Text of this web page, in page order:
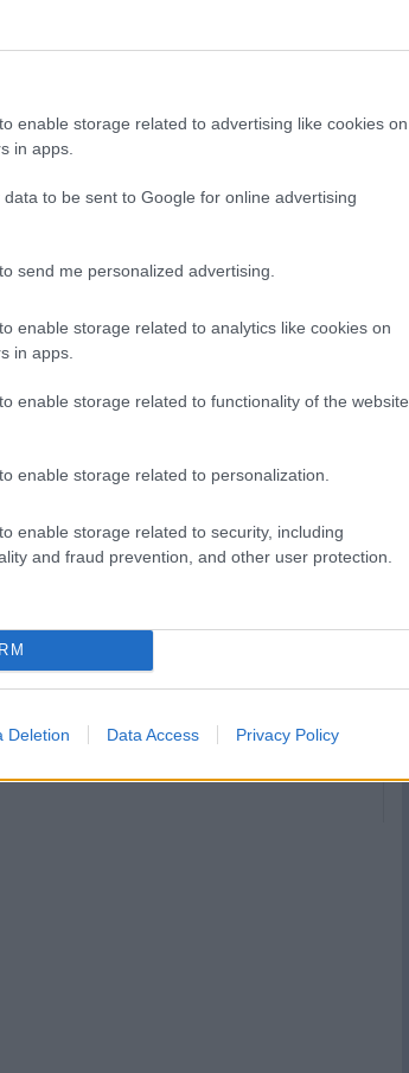
enable storage related to advertising like cookies on
in apps.
to be sent to Google for online advertising
send me personalized advertising.
enable storage related to analytics like cookies on
in apps.
enable storage related to functionality of the website
enable storage related to personalization.
enable storage related to security, including
and fraud prevention, and other user protection.
Deletion Data Access Privacy Policy
és Ogura
vb-
ha…
alkalommal nyert
a Sachsenringen
Alex
és Di
a
nél folytatja
Ducatinál